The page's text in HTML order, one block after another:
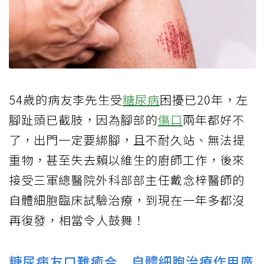
54歲的病友李先生受糖尿病困擾已20年，左
腳趾頭已截肢，因為腳部的傷口兩年都好不
了，出門一定要綁腳，且不耐久站、無法提
重物，甚至失去賴以維生的廚師工作，後來
接受三軍總醫院外科部部主任戴念梓醫師的
自體細胞臨床試驗治療，到現在一年多都沒
再復發，相當令人鼓舞！